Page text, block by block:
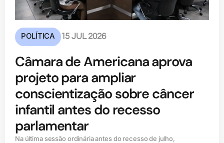
POLÍTICA 15 JUL 2026
Câmara de Americana aprova
projeto para ampliar
conscientização sobre câncer
infantil antes do recesso
parlamentar
Na última sessão ordinária antes do recesso de julho,